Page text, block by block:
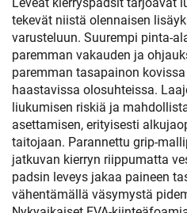
tekevät niistä olennaisen
varusteluun. Suurempi pinta-
paremman vakauden ja
paremman tasapainon
haastavissa olosuhteissa.
liukumisen riskiä ja
asettamisen, erityisesti
taitojaan. Parannettu grip-
jatkuvan kierryn riippumatta
padsin leveys jakaa paineen
vähentämällä väsymystä